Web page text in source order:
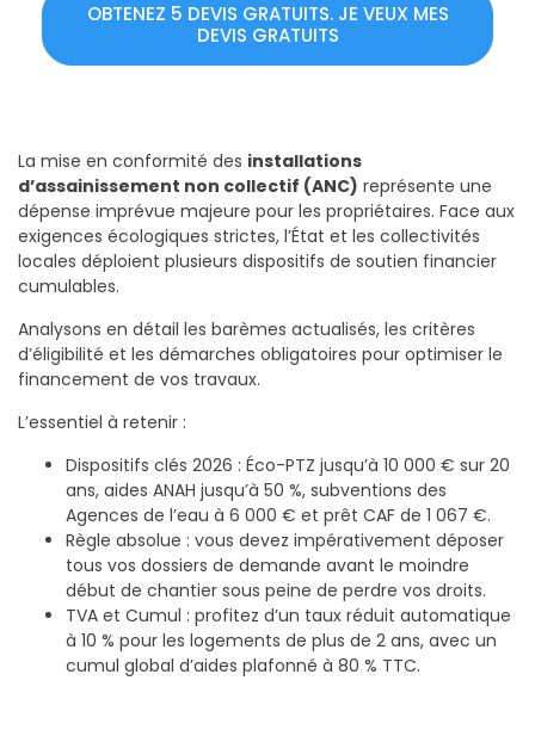
OBTENEZ 5 DEVIS GRATUITS. JE VEUX MES
DEVIS GRATUITS
La mise en conformité des installations
d’assainissement non collectif (ANC) représente une
dépense imprévue majeure pour les propriétaires. Face aux
exigences écologiques strictes, l’État et les collectivités
locales déploient plusieurs dispositifs de soutien financier
cumulables.
Analysons en détail les barèmes actualisés, les critères
d’éligibilité et les démarches obligatoires pour optimiser le
financement de vos travaux.
L’essentiel à retenir :
Dispositifs clés 2026 : Éco-PTZ jusqu’à 10 000 € sur 20
ans, aides ANAH jusqu’à 50 %, subventions des
Agences de l’eau à 6 000 € et prêt CAF de 1 067 €.
Règle absolue : vous devez impérativement déposer
tous vos dossiers de demande avant le moindre
début de chantier sous peine de perdre vos droits.
TVA et Cumul : profitez d’un taux réduit automatique
à 10 % pour les logements de plus de 2 ans, avec un
cumul global d’aides plafonné à 80 % TTC.